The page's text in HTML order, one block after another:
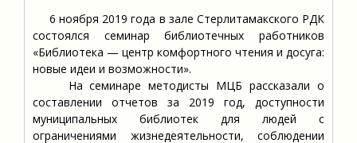
6 ноября 2019 года в зале Стерлитамакского РДК
состоялся семинар библиотечных работников
«Библиотека — центр комфортного чтения и досуга:
новые идеи и возможности».
На семинаре методисты МЦБ рассказали о
составлении отчетов за 2019 год, доступности
муниципальных библиотек для людей с
ограничениями жизнедеятельности, соблюдении